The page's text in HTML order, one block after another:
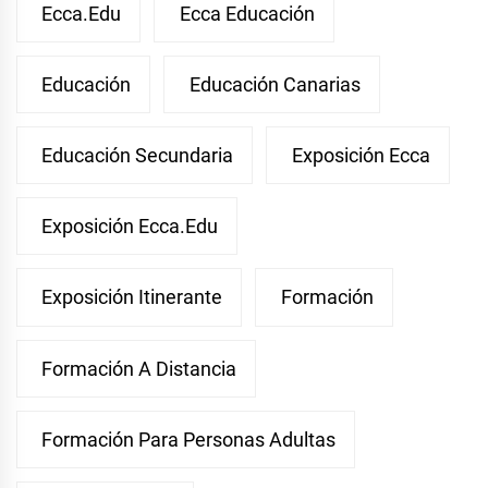
Ecca.edu Ecca Educación
Educación Educación Canarias
Educación Secundaria Exposición Ecca
Exposición Ecca.edu
Exposición Itinerante Formación
Formación A Distancia
Formación Para Personas Adultas